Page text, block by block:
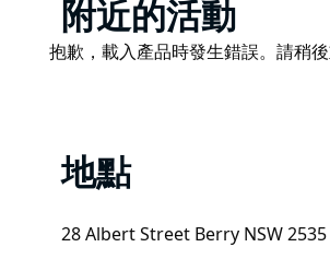
大型有頂甲板提供燒烤設施、大
周圍花園景色的完美場所。這棟房
Product
List
附近的活動
Product
抱歉，載入產品時發生錯誤。請稍後
地點
28 Albert Street Berry NSW 2535